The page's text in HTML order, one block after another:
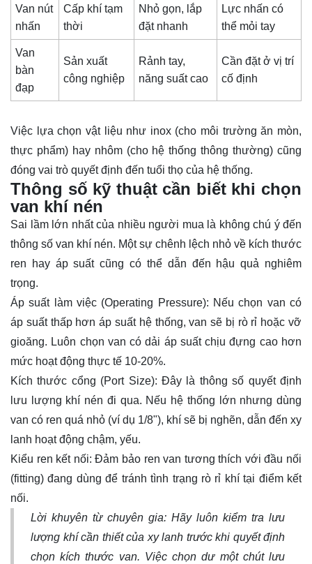
Van nút
nhấn
Cấp khí tạm
thời
Nhỏ gọn, lắp
đặt nhanh
Lực nhấn có
thể mỏi tay
Van
bàn
đạp
Sản xuất
công nghiệp
Rảnh tay,
năng suất cao
Cần đặt ở vị trí
cố định
Việc lựa chọn vật liệu như inox (cho môi trường ăn mòn,
thực phẩm) hay nhôm (cho hệ thống thông thường) cũng
đóng vai trò quyết định đến tuổi thọ của hệ thống.
Thông số kỹ thuật cần biết khi chọn
van khí nén
Sai lầm lớn nhất của nhiều người mua là không chú ý đến
thông số van khí nén. Một sự chênh lệch nhỏ về kích thước
ren hay áp suất cũng có thể dẫn đến hậu quả nghiêm
trọng.
Áp suất làm việc (Operating Pressure): Nếu chọn van có
áp suất thấp hơn áp suất hệ thống, van sẽ bị rò rỉ hoặc vỡ
gioăng. Luôn chọn van có dải áp suất chịu đựng cao hơn
mức hoạt động thực tế 10-20%.
Kích thước cổng (Port Size): Đây là thông số quyết định
lưu lượng khí nén đi qua. Nếu hệ thống lớn nhưng dùng
van có ren quá nhỏ (ví dụ 1/8"), khí sẽ bị nghẽn, dẫn đến xy
lanh hoạt động chậm, yếu.
Kiểu ren kết nối: Đảm bảo ren van tương thích với đầu nối
(fitting) đang dùng để tránh tình trạng rò rỉ khí tại điểm kết
nối.
Lời khuyên từ chuyên gia: Hãy luôn kiểm tra lưu
lượng khí cần thiết của xy lanh trước khi quyết định
chọn kích thước van. Việc chọn dư một chút lưu